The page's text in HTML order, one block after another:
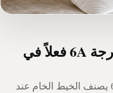
ماذا تعني 22 momme والدرجة 6A فعلاً في
momme يقيس وزن قماش الحرير؛ 6A يصنف الخيط الخام عند